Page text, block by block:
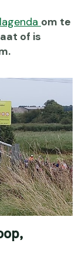
om te
of is